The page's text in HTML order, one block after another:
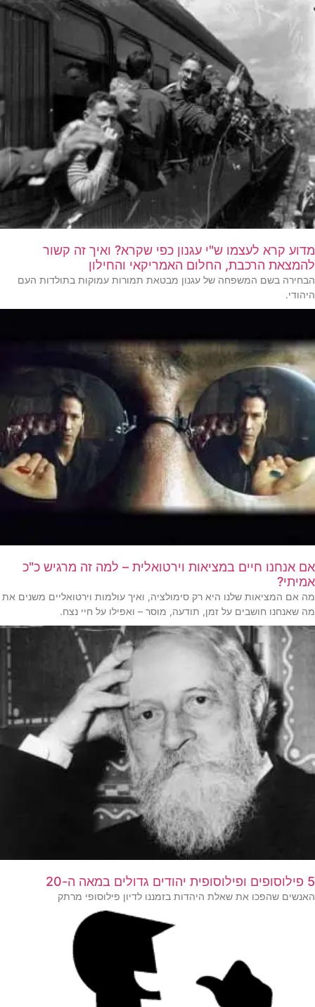
מדוע קרא לעצמו ש"י עגנון כפי שקרא? ואיך זה קשור
להמצאת הרכבת, החלום האמריקאי והחילון
הבחירה בשם המשפחה של עגנון מבטאת תמורות עמוקות בתולדות העם
היהודי.
אם אנחנו חיים במציאות וירטואלית – למה זה מרגיש כ"כ
אמיתי?
מה אם המציאות שלנו היא רק סימולציה, ואיך עולמות וירטואליים משנים את
מה שאנחנו חושבים על זמן, תודעה, מוסר – ואפילו על חיי נצח.
5 פילוסופים ופילוסופית יהודים גדולים במאה ה-20
האנשים שהפכו את שאלת היהדות בזמננו לדיון פילוסופי מרתק